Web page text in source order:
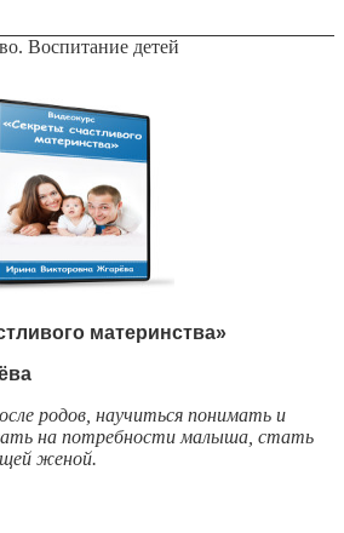
Воспитание детей
материнства»
родов, научиться понимать и
на потребности малыша, стать
женой.